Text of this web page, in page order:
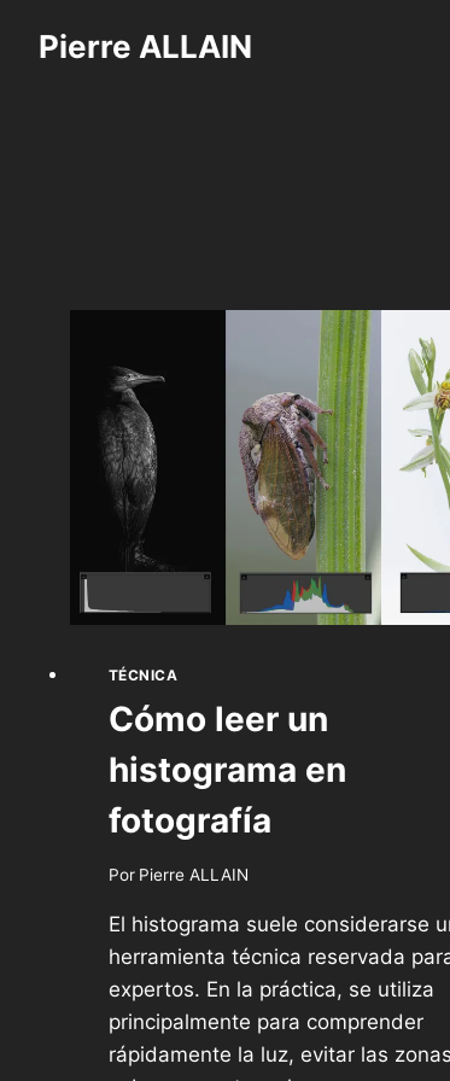
Pierre ALLAIN
TÉCNICA
Cómo leer un
histograma en
fotografía
Por Pierre ALLAIN
El histograma suele considerarse
herramienta técnica reservada
expertos. En la práctica, se utiliza
principalmente para comprender
rápidamente la luz, evitar las zonas